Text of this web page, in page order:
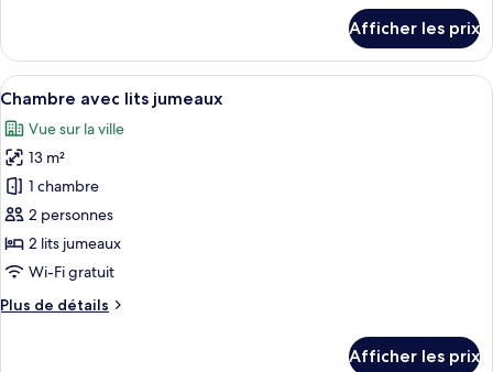
Chambre
double
Afficher les prix
Afficher
toutes
les
photos
pour
ce
type
de
chambre :
Chambre
Une chambre d’hôtel avec deux
6
Chambre avec lits jumeaux
Vue sur la ville
13 m²
1 chambre
2 personnes
2 lits jumeaux
Wi-Fi gratuit
Plus de détails
Plus
Afficher les prix